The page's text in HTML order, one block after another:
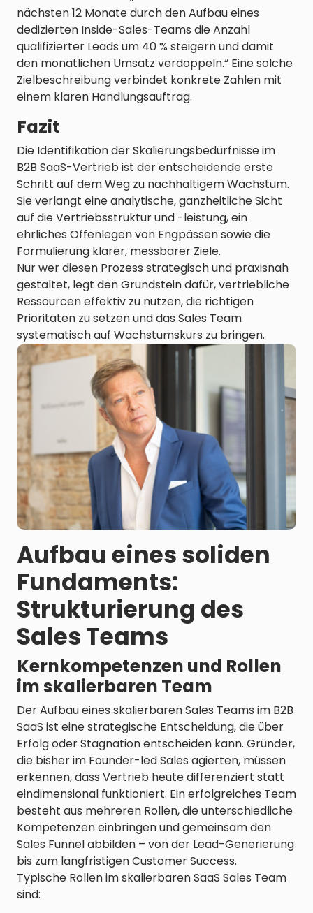
nächsten 12 Monate durch den Aufbau eines
dedizierten Inside-Sales-Teams die Anzahl
qualifizierter Leads um 40 % steigern und damit
den monatlichen Umsatz verdoppeln.“ Eine solche
Zielbeschreibung verbindet konkrete Zahlen mit
einem klaren Handlungsauftrag.
Fazit
Die Identifikation der Skalierungsbedürfnisse im
B2B SaaS-Vertrieb ist der entscheidende erste
Schritt auf dem Weg zu nachhaltigem Wachstum.
Sie verlangt eine analytische, ganzheitliche Sicht
auf die Vertriebsstruktur und -leistung, ein
ehrliches Offenlegen von Engpässen sowie die
Formulierung klarer, messbarer Ziele.
Nur wer diesen Prozess strategisch und praxisnah
gestaltet, legt den Grundstein dafür, vertriebliche
Ressourcen effektiv zu nutzen, die richtigen
Prioritäten zu setzen und das Sales Team
systematisch auf Wachstumskurs zu bringen.
Aufbau eines soliden
Fundaments:
Strukturierung des
Sales Teams
Kernkompetenzen und Rollen
im skalierbaren Team
Der Aufbau eines skalierbaren Sales Teams im B2B
SaaS ist eine strategische Entscheidung, die über
Erfolg oder Stagnation entscheiden kann. Gründer,
die bisher im Founder-led Sales agierten, müssen
erkennen, dass Vertrieb heute differenziert statt
eindimensional funktioniert. Ein erfolgreiches Team
besteht aus mehreren Rollen, die unterschiedliche
Kompetenzen einbringen und gemeinsam den
Sales Funnel abbilden – von der Lead-Generierung
bis zum langfristigen Customer Success.
Typische Rollen im skalierbaren SaaS Sales Team
sind: